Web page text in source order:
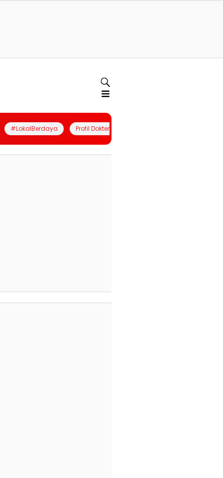
#LokalBerdaya Profil Dokter